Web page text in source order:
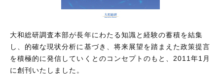
大和総研調査本部が長年にわたる知識と経験の蓄積を結集
し、的確な現状分析に基づき、将来展望を踏まえた政策提言
を積極的に発信していくとのコンセプトのもと、2011年1月
に創刊いたしました。